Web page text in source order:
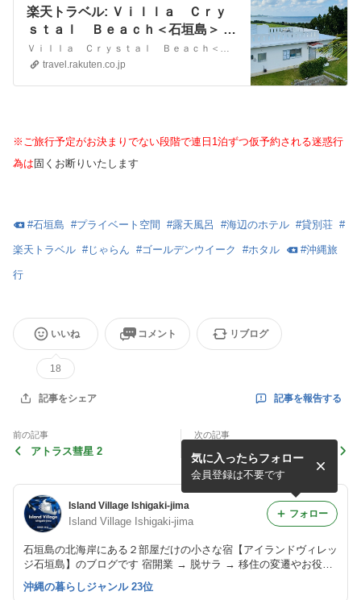
楽天トラベル: Ｖｉｌｌａ Ｃｒｙ
ｓｔａｌ Ｂｅａｃｈ＜石垣島＞ 宿
泊予約
Ｖｉｌｌａ Ｃｒｙｓｔａｌ Ｂｅａｃｈ＜石垣島＞の設備・アメニティ情報: 総部屋数1室。館内設備: 露天風呂、禁煙ルーム、展望風呂。部屋設備・備品: テレビ、衛星放送、ビデオデッキ、インターネット接続(無線LAN形式)、湯沸かしポット、お茶セット、冷蔵庫、ドライヤー、アイロン、ＣＤプレイヤ－、他。Ｖｉｌｌａ Ｃｒｙｓｔａｌ Ｂｅａｃｈ＜石垣島＞の宿泊予約は【…
travel.rakuten.co.jp
※ご旅行予定がお決まりでない段階で連日1泊ずつ仮予約される迷惑行
為は 固くお断りいたします
#石垣島 #プライベート空間 #露天風呂 #海辺のホテル #貸別荘 #
楽天トラベル #じゃらん #ゴールデンウイーク #ホタル #沖縄旅
行
いいね
18
コメント リブログ
記事をシェア 記事を報告する
前の記事
アトラス彗星 2
次の記事
Island Village Ishigaki-jima
Island Village Ishigaki-jima
石垣島の北海岸にある２部屋だけの小さな宿【アイランドヴィレッ
ジ石垣島】のブログです 宿開業 → 脱サラ → 移住の変遷やお役立
ち島情報までいろいろ書き留めていますのでよろしければ覗いてみ
てください
気に入ったらフォロー
会員登録は不要です
フォロー
沖縄の暮らしジャンル 23位